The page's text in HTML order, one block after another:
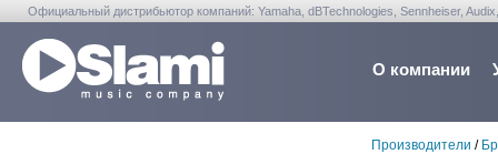
Официальный дистрибьютор компаний: Yamaha, dBTechnologies, Sennheiser,
О компании
Производители /